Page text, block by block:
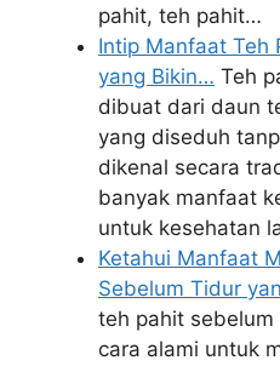
pahit, teh pahit…
Intip Manfaat Teh
yang Bikin… Teh
dibuat dari daun
yang diseduh
dikenal secara
banyak manfaat
untuk kesehatan
Ketahui Manfaat
Sebelum Tidur
teh pahit
cara alami untuk